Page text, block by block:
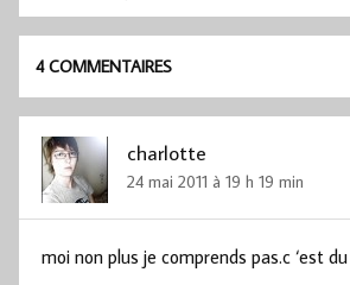
4 COMMENTAIRES
charlotte
24 mai 2011 à 19 h 19 min
moi non plus je comprends pas.c ‘est